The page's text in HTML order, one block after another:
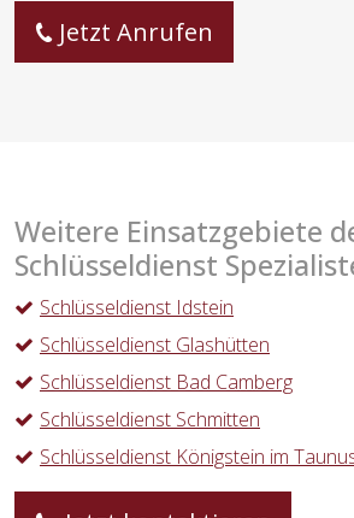
Jetzt Anrufen
Weitere Einsatzgebiete
Schlüsseldienst
Schlüsseldienst Idstein
Schlüsseldienst Glashütten
Schlüsseldienst Bad Camberg
Schlüsseldienst Schmitten
Schlüsseldienst Königstein im